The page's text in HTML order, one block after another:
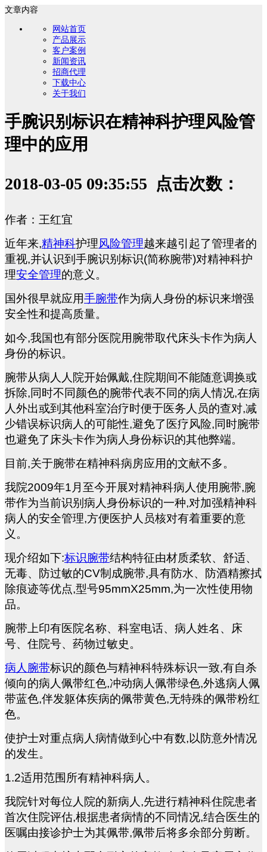
文章内容
网站首页
产品展示
客户案例
新闻资讯
招商代理
下载中心
关于我们
手腕识别标识在精神科护理风险管
理中的应用
2018-03-05 09:35:55 点击次数：
作者：王红宜
近年来,精神科护理风险管理越来越引起了管理者的
重视,并认识到手腕识别标识(简称腕带)对精神科护
理安全管理的意义。
国外很早就应用手腕带作为病人身份的标识来增强
安全性和提高质量。
如今,我国也有部分医院用腕带取代床头卡作为病人
身份的标识。
腕带从病人人院开始佩戴,住院期间不能随意调换或
拆除,同时不同颜色的腕带代表不同的病人情况,在病
人外出或到其他科室治疗时便于医务人员的查对,减
少错误标识病人的可能性,避免了医疗风险,同时腕带
也避免了床头卡作为病人身份标识的其他弊端。
目前,关于腕带在精神科病房应用的文献不多。
我院2009年1月至今开展对精神科病人使用腕带,腕
带作为当前识别病人身份标识的一种,对加强精神科
病人的安全管理,方便医护人员核对有着重要的意
义。
现介绍如下:标识腕带结构特征由材质柔软、舒适、
无毒、防过敏的CV制成腕带,具有防水、防酒精擦拭
除痕迹等优点,型号95mmX25mm,为一次性使用物
品。
腕带上印有医院名称、科室电话、病人姓名、床
号、住院号、药物过敏史。
病人腕带标识的颜色与精神科特殊标识一致,有自杀
倾向的病人佩带红色,冲动病人佩带绿色,外逃病人佩
带蓝色,伴发躯体疾病的佩带黄色,无特殊的佩带粉红
色。
使护士对重点病人病情做到心中有数,以防意外情况
的发生。
1.2适用范围所有精神科病人。
我院针对每位人院的新病人,先进行精神科住院患者
首次住院评估,根据患者病情的不同情况,结合医生的
医嘱由接诊护士为其佩带,佩带后将多余部分剪断。